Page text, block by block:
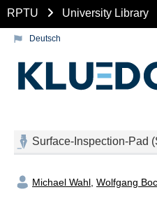
RPTU University Library
Deutsch
Surface-Inspection-Pad
Michael Wahl Wolfgang